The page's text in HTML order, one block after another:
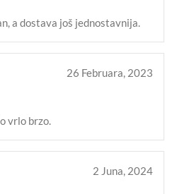
a dostava još jednostavnija.
26 Februara, 2023
vrlo brzo.
2 Juna, 2024